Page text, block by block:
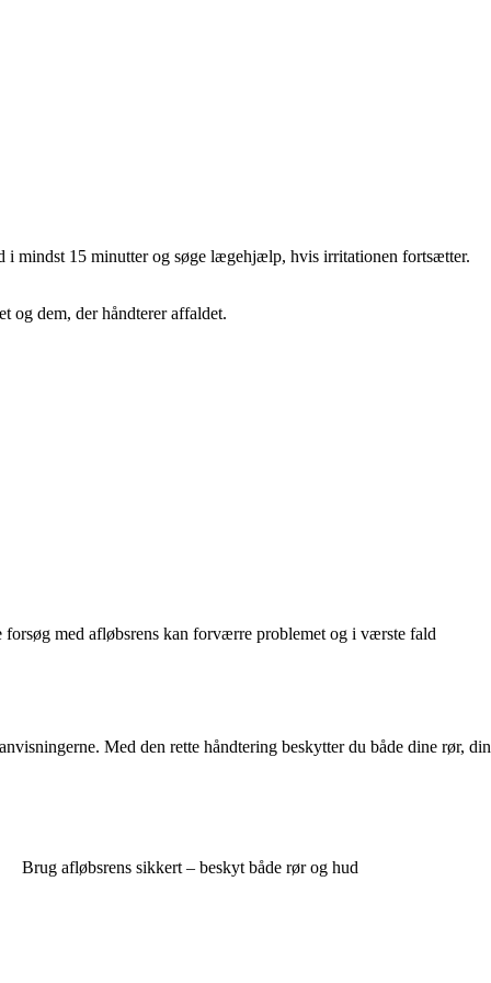
i mindst 15 minutter og søge lægehjælp, hvis irritationen fortsætter.
og dem, der håndterer affaldet.
med afløbsrens kan forværre problemet og i værste fald
Med den rette håndtering beskytter du både dine rør, din
Brug afløbsrens sikkert – beskyt både rør og hud